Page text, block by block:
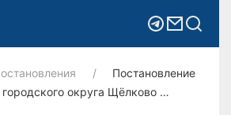
Постановление
округа Щёлково …